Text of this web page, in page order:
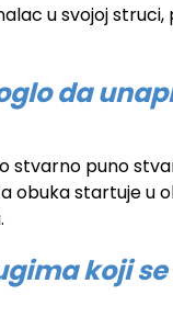
u svojoj struci,
da
puno
obuka startuje u
koji